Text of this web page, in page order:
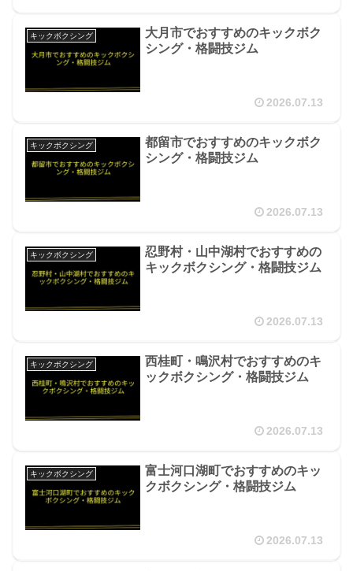
キックボクシング
大月市でおすすめのキックボク
シング・格闘技ジム
2026.07.13
キックボクシング
都留市でおすすめのキックボク
シング・格闘技ジム
2026.07.13
キックボクシング
忍野村・山中湖村でおすすめの
キックボクシング・格闘技ジム
2026.07.13
キックボクシング
西桂町・鳴沢村でおすすめのキ
ックボクシング・格闘技ジム
2026.07.13
キックボクシング
富士河口湖町でおすすめのキッ
クボクシング・格闘技ジム
2026.07.13